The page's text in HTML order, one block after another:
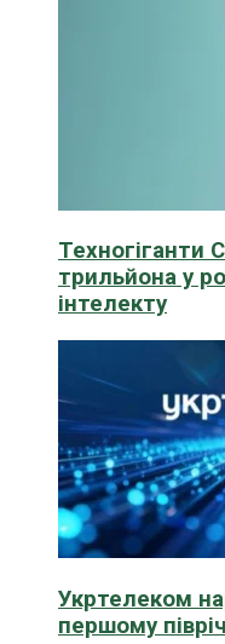
Техногіганти
трильйона у
інтелекту
Укртелеком
першому